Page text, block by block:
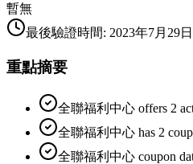
暫無
最後驗證時間: 2023年7月29日
重點摘要
全聯福利中心 offers 2
全聯福利中心 has 2
全聯福利中心 coupon